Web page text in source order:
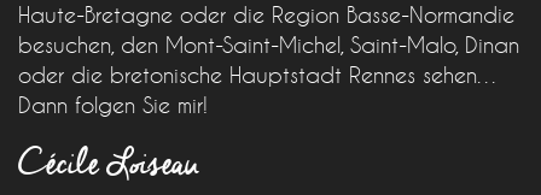
Haute-Bretagne oder die Region Basse-Normandie
besuchen, den Mont-Saint-Michel, Saint-Malo, Dinan
oder die bretonische Hauptstadt Rennes sehen…
Dann folgen Sie mir!
Cécile Loiseau